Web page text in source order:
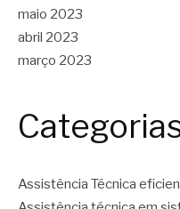
maio 2023
abril 2023
março 2023
Assistência Técnica